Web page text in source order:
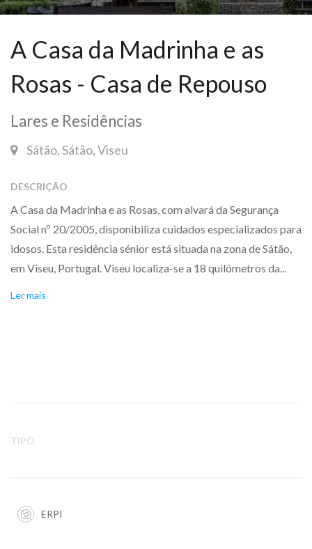
A Casa da Madrinha e as
Rosas - Casa de Repouso
Lares e Residências
Sátão, Sátão, Viseu
DESCRIÇÃO
A Casa da Madrinha e as Rosas, com alvará da Segurança
Social nº 20/2005, disponibiliza cuidados especializados para
idosos. Esta residência sénior está situada na zona de Sátão,
em Viseu, Portugal. Viseu localiza-se a 18 quilómetros da...
Ler mais
TIPO
ERPI